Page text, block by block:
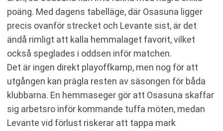
poäng. Med dagens tabelläge, där Osasuna ligger
precis ovanför strecket och Levante sist, är det
ändå rimligt att kalla hemmalaget favorit, vilket
också speglades i oddsen inför matchen.
Det är ingen direkt playoffkamp, men nog för att
utgången kan prägla resten av säsongen för båda
klubbarna. En hemmaseger gör att Osasuna skaffar
sig arbetsro inför kommande tuffa möten, medan
Levante vid förlust riskerar att tappa mark